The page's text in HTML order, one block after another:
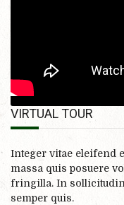
VIRTUAL TOUR
Integer vitae eleifend
massa quis posuere
fringilla. In sollicitudin
semper quis.